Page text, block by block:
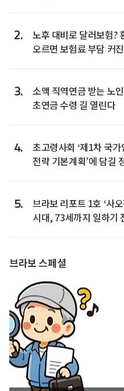
2.
노후 대비로 달러보험?
오르면 보험료 부담 커
3.
소액 직역연금 받는 노
초연금 수령 길 열린다
4.
초고령사회 ‘제1차 국가
전략 기본계획’에 담길
5.
브라보 리포트 1호 ‘사
시대, 73세까지 일하기
브라보 스페셜